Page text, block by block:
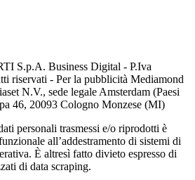
S.p.A. Business Digital - P.Iva
riservati - Per la pubblicità Mediamond
N.V., sede legale Amsterdam (Paesi
46, 20093 Cologno Monzese (MI)
personali trasmessi e/o riprodotti è
all’addestramento di sistemi di
È altresì fatto divieto espresso di
di data scraping.